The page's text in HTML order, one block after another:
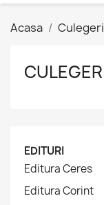
Acasa Culegeri
EDITURI
Editura Ceres
Editura Corint